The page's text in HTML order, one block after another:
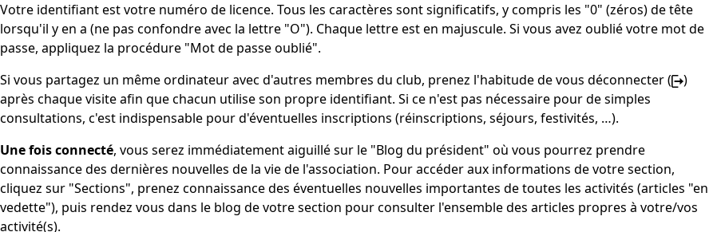
Votre identifiant est votre numéro de licence. Tous les caractères sont significatifs, y compris les "0" (zéros) de tête
lorsqu'il y en a (ne pas confondre avec la lettre "O"). Chaque lettre est en majuscule. Si vous avez oublié votre mot de
passe, appliquez la procédure "Mot de passe oublié".
Si vous partagez un même ordinateur avec d'autres membres du club, prenez l'habitude de vous déconnecter (
)
après chaque visite afin que chacun utilise son propre identifiant. Si ce n'est pas nécessaire pour de simples
consultations, c'est indispensable pour d'éventuelles inscriptions (réinscriptions, séjours, festivités, …).
Une fois connecté, vous serez immédiatement aiguillé sur le "Blog du président" où vous pourrez prendre
connaissance des dernières nouvelles de la vie de l'association. Pour accéder aux informations de votre section,
cliquez sur "Sections", prenez connaissance des éventuelles nouvelles importantes de toutes les activités (articles "en
vedette"), puis rendez vous dans le blog de votre section pour consulter l'ensemble des articles propres à votre/vos
activité(s).